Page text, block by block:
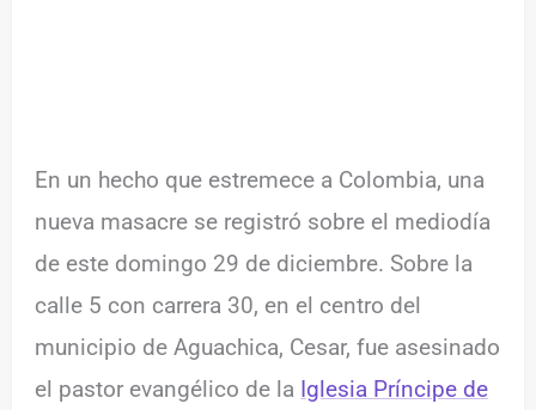
En un hecho que estremece a Colombia, una
nueva masacre se registró sobre el mediodía
de este domingo 29 de diciembre. Sobre la
calle 5 con carrera 30, en el centro del
municipio de Aguachica, Cesar, fue asesinado
el pastor evangélico de la Iglesia Príncipe de